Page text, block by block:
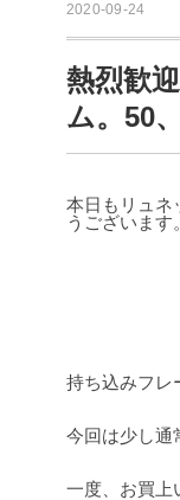
2020-09-24
熱烈歓
ム。50
本日もリュネ
うございます。
持ち込みフレ
今回は少し通
一度、お買上